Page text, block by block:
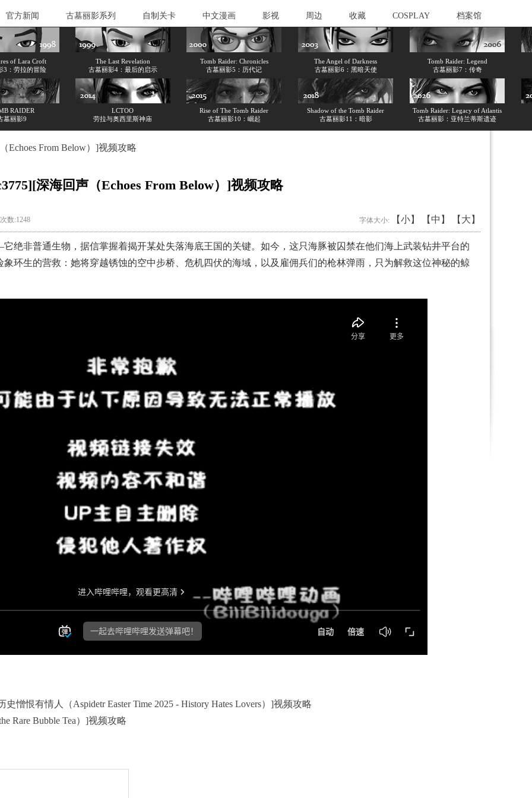
官方新闻 古墓丽影系列 自制关卡 中文漫画 影视 周边 收藏 COSPLAY 档案馆
of Lara Croft
3：劳拉的冒险
The Last Revelation
古墓丽影4：最后的启示
Tomb Raider: Chronicles
古墓丽影5：历代记
The Angel of Darkness
古墓丽影6：黑暗天使
Tomb Raider: Legend
古墓丽影7：传奇
RAIDER
墓丽影9
LCTOO
劳拉与奥西里斯神庙
Rise of The Tomb Raider
古墓丽影10：崛起
Shadow of the Tomb Raider
古墓丽影11：暗影
Tomb Raider: Legacy of Atlantis
古墓丽影：亚特兰蒂斯遗迹
Echoes From Below）]视频攻略
深海回声（Echoes From Below）]视频攻略
数:1248 字体大小: 【小】 【中】 【大】
普通生物，据信掌握着揭开某处失落海底王国的关键。如今，这只海豚被囚禁在他们海上武装钻井平台的
环生的营救：她将穿越锈蚀的空中步桥、危机四伏的海域，以及雇佣兵们的枪林弹雨，只为解救这位神秘的鲸
憎恨有情人（Aspidetr Easter Time 2025 - History Hates Lovers）]视频攻略
Rare Bubble Tea）]视频攻略